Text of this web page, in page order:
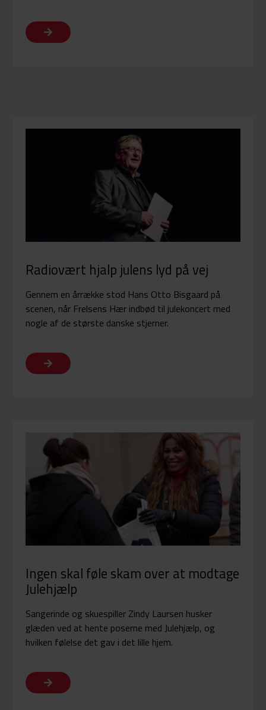
Radiovært hjalp julens lyd på vej
Gennem en årrække stod Hans Otto Bisgaard på
scenen, når Frelsens Hær indbød til julekoncert med
nogle af de største danske stjerner.
Ingen skal føle skam over at modtage
Julehjælp
Sangerinde og skuespiller Zindy Laursen husker
glæden ved at hente poserne med Julehjælp, og
hvilken følelse det gav i det lille hjem.